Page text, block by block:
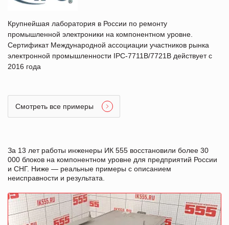
Крупнейшая лаборатория в России по ремонту
промышленной электроники на компонентном уровне.
Сертификат Международной ассоциации участников рынка
электронной промышленности IPC-7711B/7721B действует с
2016 года
Смотреть все примеры
За 13 лет работы инженеры ИК 555 восстановили более 30
000 блоков на компонентном уровне для предприятий России
и СНГ. Ниже — реальные примеры с описанием
неисправности и результата.